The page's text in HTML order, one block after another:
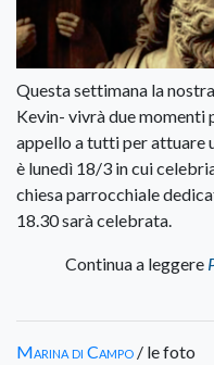
Questa settimana la
Kevin- vivrà due
appello a tutti per attuare
è lunedì 18/3 in cui
chiesa parrocchiale
18.30 sarà celebrata.
Continua a leggere
Marina di Campo / le foto